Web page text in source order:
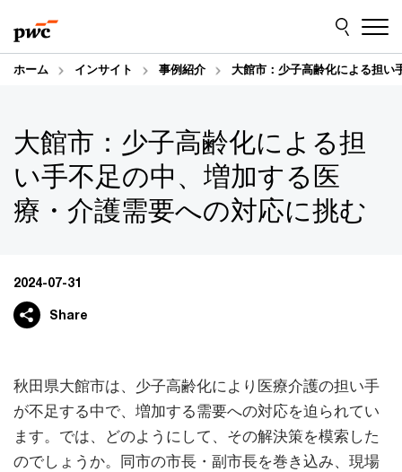
to
content
to
footer
ホーム インサイト 事例紹介 大館市：少子高齢化による担い
大館市：少子高齢化による担
い手不足の中、増加する医
療・介護需要への対応に挑む
2024-07-31
Share
秋田県大館市は、少子高齢化により医療介護の担い手
が不足する中で、増加する需要への対応を迫られてい
ます。では、どのようにして、その解決策を模索した
のでしょうか。同市の市長・副市長を巻き込み、現場